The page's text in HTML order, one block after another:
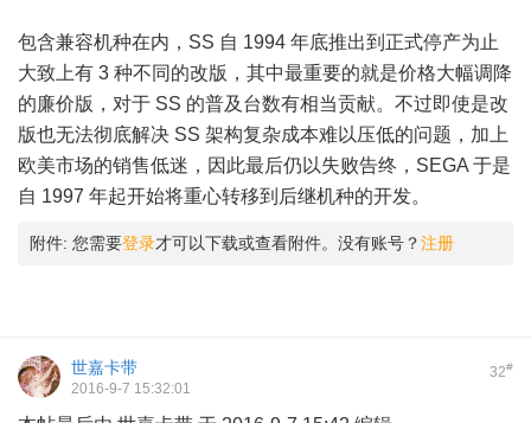
包含兼容机种在内，SS 自 1994 年底推出到正式停产为止
大致上有 3 种不同的改版，其中最重要的就是价格大幅调降
的廉价版，对于 SS 的普及台数有相当贡献。不过即使是改
版也无法彻底解决 SS 架构复杂成本难以压低的问题，加上
欧美市场的销售低迷，因此最后仍以失败告终，SEGA 于是
自 1997 年起开始将重心转移到后继机种的开发。
附件: 您需要登录才可以下载或查看附件。没有账号？注册
32#
世嘉卡带
2016-9-7 15:32:01